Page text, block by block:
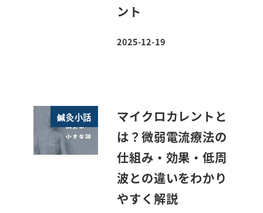
ント
投稿日
2025-12-19
鍼灸小話
マイクロカレントと
は？微弱電流療法の
仕組み・効果・低周
波との違いをわかり
やすく解説